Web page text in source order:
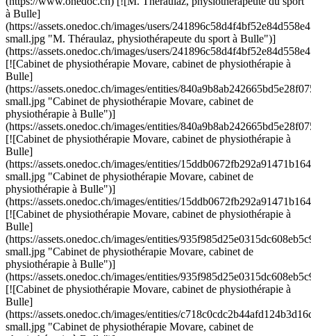
à Bulle]
(https://assets.onedoc.ch/images/users/
small.jpg "M. Théraulaz, physiothérapeute du sport à Bulle")]
(https://assets.onedoc.ch/images/users/
[![Cabinet de physiothérapie Movare, cabinet de physiothérapie à
Bulle]
(https://assets.onedoc.ch/images/entities/
small.jpg "Cabinet de physiothérapie Movare, cabinet de
physiothérapie à Bulle")]
(https://assets.onedoc.ch/images/entities/
[![Cabinet de physiothérapie Movare, cabinet de physiothérapie à
Bulle]
(https://assets.onedoc.ch/images/entities/
small.jpg "Cabinet de physiothérapie Movare, cabinet de
physiothérapie à Bulle")]
(https://assets.onedoc.ch/images/entities/
[![Cabinet de physiothérapie Movare, cabinet de physiothérapie à
Bulle]
(https://assets.onedoc.ch/images/entities/
small.jpg "Cabinet de physiothérapie Movare, cabinet de
physiothérapie à Bulle")]
(https://assets.onedoc.ch/images/entities/
[![Cabinet de physiothérapie Movare, cabinet de physiothérapie à
Bulle]
(https://assets.onedoc.ch/images/entities/
small.jpg "Cabinet de physiothérapie Movare, cabinet de